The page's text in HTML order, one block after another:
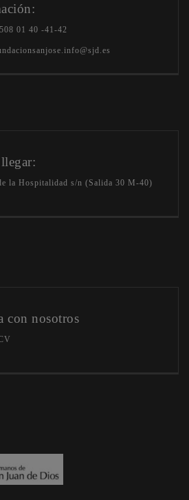
01 40 -41-42
la Hospitalidad s/n (Salida 30 M-40)
con nosotros